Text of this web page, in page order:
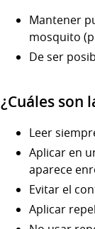
Mantener
mosquito
De ser
¿Cuáles son
Leer
Aplicar en
aparece
Evitar el
Aplicar